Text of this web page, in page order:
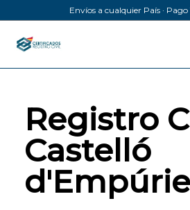
al
contenido
Envíos a cualquier País ·
Registro
Castelló